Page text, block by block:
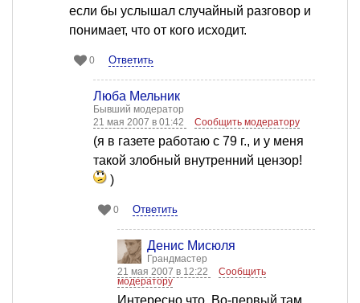
если бы услышал случайный разговор и
понимает, что от кого исходит.
0 Ответить
Люба Мельник
Бывший модератор
21 мая 2007 в 01:42
Сообщить модератору
(я в газете работаю с 79 г., и у меня
такой злобный внутренний цензор!
)
0 Ответить
Денис Мисюля
Грандмастер
21 мая 2007 в 12:22
Сообщить
модератору